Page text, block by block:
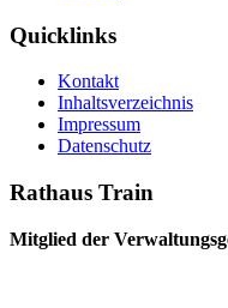
Quicklinks
Kontakt
Inhaltsverzeichnis
Impressum
Datenschutz
Rathaus Train
Mitglied der